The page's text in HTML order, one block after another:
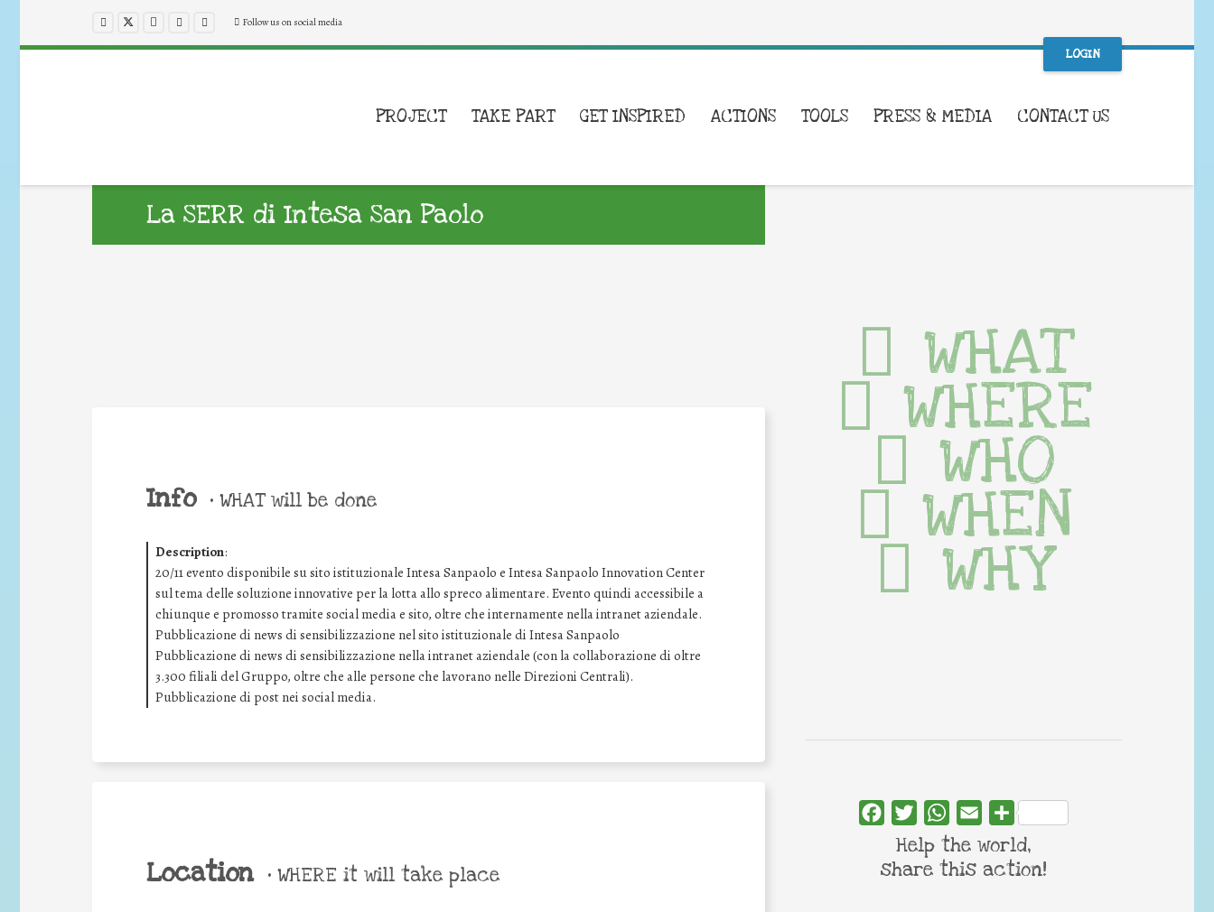
Follow us on social media
LOGIN
PROJECT TAKE PART GET INSPIRED ACTIONS TOOLS PRESS & MEDIA CONTACT US
La SERR di Intesa San Paolo
Info • WHAT will be done
Description:
20/11 evento disponibile su sito istituzionale Intesa Sanpaolo e Intesa Sanpaolo Innovation Center
sul tema delle soluzione innovative per la lotta allo spreco alimentare. Evento quindi accessibile a
chiunque e promosso tramite social media e sito, oltre che internamente nella intranet aziendale.
Pubblicazione di news di sensibilizzazione nel sito istituzionale di Intesa Sanpaolo
Pubblicazione di news di sensibilizzazione nella intranet aziendale (con la collaborazione di oltre
3.300 filiali del Gruppo, oltre che alle persone che lavorano nelle Direzioni Centrali).
Pubblicazione di post nei social media.
Location • WHERE it will take place
WHAT
WHERE
WHO
WHEN
WHY
FacebookTwitterWhatsApp
Email Share
Help the world,
share this action!